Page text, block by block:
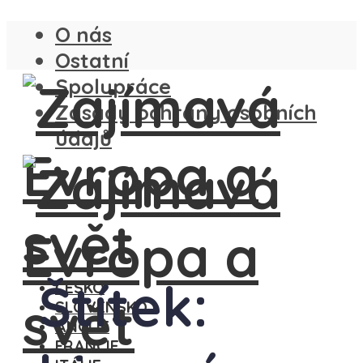
O nás
Ostatní
Spolupráce
Zásady ochrany osobních
údajů
ČESKO
SLOVENSKO
ANGLIE
FRANCIE
Štítek: